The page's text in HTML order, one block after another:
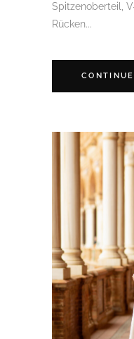
Spitzenoberteil,
Rücken...